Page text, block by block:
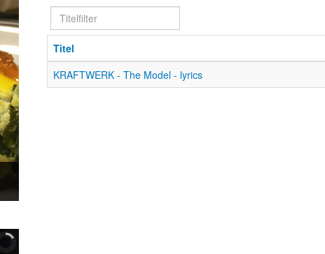
Titelfilter
Titel
KRAFTWERK - The Model - lyrics